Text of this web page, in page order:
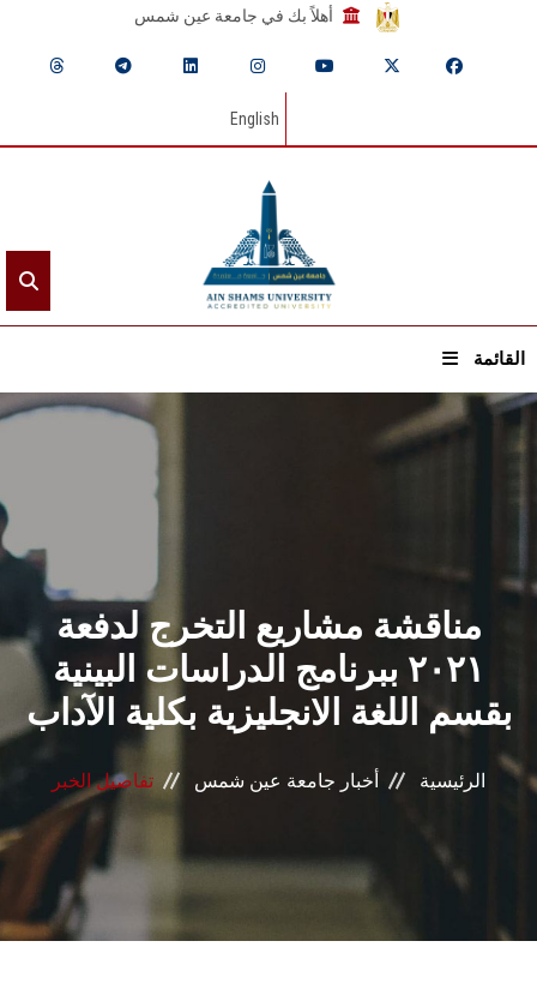
أهلاً بك في جامعة عين شمس
English
القائمة
الرئيسيـة
القطاعـات
الشئون الأكاديمية
البحث العلمي
المراكز والوحدات
الأنظمة الذكية
مناقشة مشاريع التخرج لدفعة
٢٠٢١ ببرنامج الدراسات البينية
بقسم اللغة الانجليزية بكلية الآداب
الرئيسية أخبار جامعة عين شمس تفاصيل الخبر